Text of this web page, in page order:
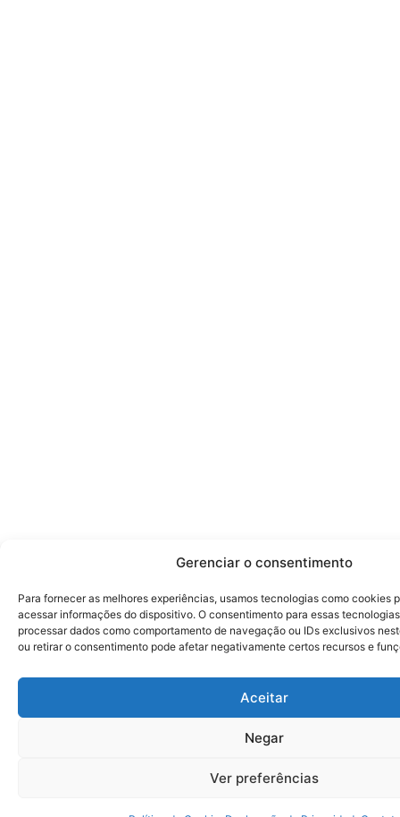
Gerenciar o consentimento
Para fornecer as melhores experiências, usamos tecnologias como cookies
acessar informações do dispositivo. O consentimento para essas
processar dados como comportamento de navegação ou IDs exclusivos
ou retirar o consentimento pode afetar negativamente certos recursos e
Aceitar
Negar
Ver preferências